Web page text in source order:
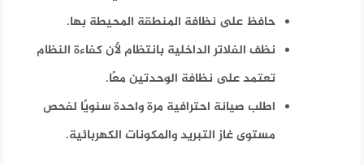
حافظ على نظافة المنطقة المحيطة بها.
نظف الفلاتر الداخلية بانتظام لأن كفاءة النظام
تعتمد على نظافة الوحدتين معًا.
اطلب صيانة احترافية مرة واحدة سنويًا لفحص
مستوى غاز التبريد والمكونات الكهربائية.